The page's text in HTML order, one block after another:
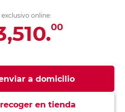
exclusivo online:
00
a domicilio
en tienda